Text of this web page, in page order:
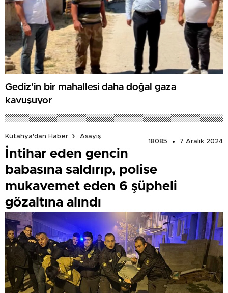
Gediz’in bir mahallesi daha doğal gaza
kavuşuyor
Kütahya'dan Haber
Asayiş
18085
7 Aralık 2024
İntihar eden gencin
babasına saldırıp, polise
mukavemet eden 6 şüpheli
gözaltına alındı